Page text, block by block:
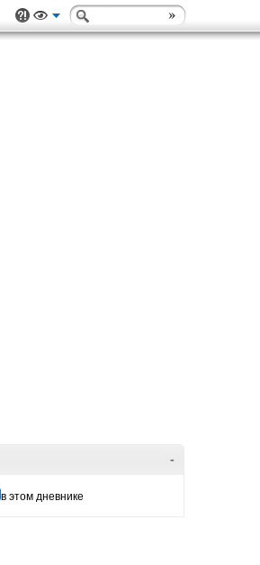
-
в этом дневнике